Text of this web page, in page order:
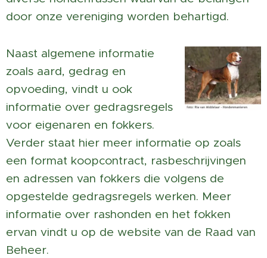
door onze vereniging worden behartigd.
Naast algemene informatie
zoals aard, gedrag en
opvoeding, vindt u ook
informatie over gedragsregels
voor eigenaren en fokkers.
Verder staat hier meer informatie op zoals
een format koopcontract, rasbeschrijvingen
en adressen van fokkers die volgens de
opgestelde gedragsregels werken. Meer
informatie over rashonden en het fokken
ervan vindt u op de website van de Raad van
Beheer.